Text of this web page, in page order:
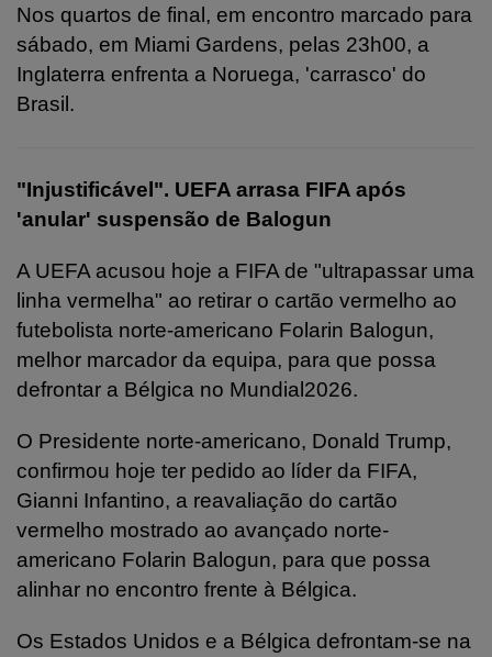
Nos quartos de final, em encontro marcado para
sábado, em Miami Gardens, pelas 23h00, a
Inglaterra enfrenta a Noruega, 'carrasco' do
Brasil.
"Injustificável". UEFA arrasa FIFA após
'anular' suspensão de Balogun
A UEFA acusou hoje a FIFA de "ultrapassar uma
linha vermelha" ao retirar o cartão vermelho ao
futebolista norte-americano Folarin Balogun,
melhor marcador da equipa, para que possa
defrontar a Bélgica no Mundial2026.
O Presidente norte-americano, Donald Trump,
confirmou hoje ter pedido ao líder da FIFA,
Gianni Infantino, a reavaliação do cartão
vermelho mostrado ao avançado norte-
americano Folarin Balogun, para que possa
alinhar no encontro frente à Bélgica.
Os Estados Unidos e a Bélgica defrontam-se na